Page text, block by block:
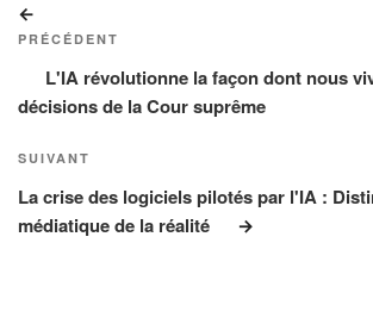
de
l’article
précédent
PRÉCÉDENT
L'IA révolutionne la façon dont nous
décisions de la Cour suprême
Article
suivant
SUIVANT
La crise des logiciels pilotés par l'IA :
médiatique de la réalité